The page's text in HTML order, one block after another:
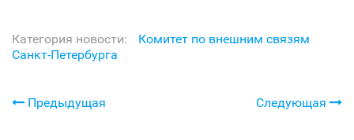
Категория новости:
Комитет по внешним связям
Санкт‑Петербурга
Предыдущая Следующая